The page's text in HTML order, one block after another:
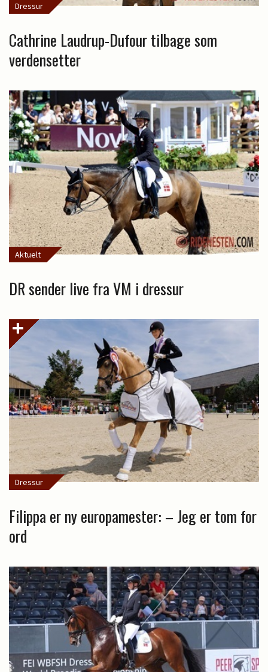
Dressur
Cathrine Laudrup-Dufour tilbage som
verdensetter
Aktuelt
DR sender live fra VM i dressur
Dressur
Filippa er ny europamester: – Jeg er tom for
ord